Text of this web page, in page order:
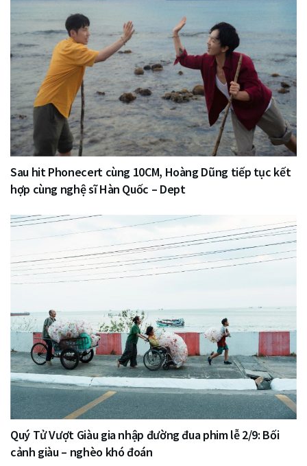
Sau hit Phonecert cùng 10CM, Hoàng Dũng tiếp tục kết
hợp cùng nghệ sĩ Hàn Quốc – Dept
Quý Tử Vượt Giàu gia nhập đường đua phim lễ 2/9: Bối
cảnh giàu – nghèo khó đoán